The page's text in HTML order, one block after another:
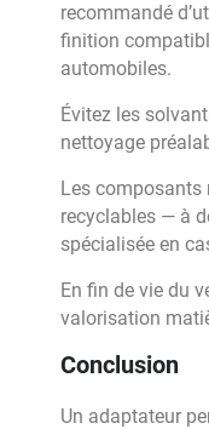
recommandé
finition
automobiles.
Évitez les
nettoyage
Les composants
recyclables — à
spécialisée en
En fin de vie du
valorisation
Conclusion
Un adaptateur